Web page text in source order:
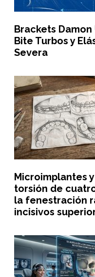
Brackets
Bite Turbos y
Severa
Microimplantes
torsión de
la fenestración
incisivos